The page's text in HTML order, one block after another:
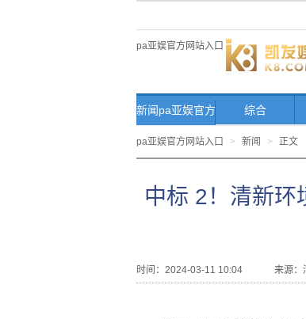
pa亚娱官方网站入口
新闻pa亚娱官方
网站入口首页
综合
pa亚娱官方网站入口 > 新闻 > 正文
中标 2！清新环
时间：2024-03-11 10:04 来源：